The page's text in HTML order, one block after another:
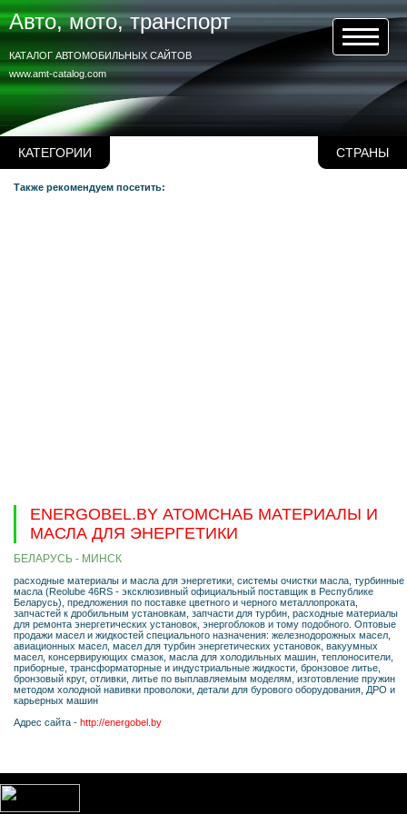
КАТЕГОРИИ СТРАНЫ
Авто, мото, транспорт
www.amt-catalog.com
КАТАЛОГ АВТОМОБИЛЬНЫХ САЙТОВ
Также рекомендуем посетить:
ENERGOBEL.BY АТОМСНАБ МАТЕРИАЛЫ И
МАСЛА ДЛЯ ЭНЕРГЕТИКИ
БЕЛАРУСЬ - МИНСК
расходные материалы и масла для энергетики, системы очистки масла, турбинные
масла (Reolube 46RS - эксклюзивный официальный поставщик в Республике
Беларусь), предложения по поставке цветного и черного металлопроката,
запчастей к дробильным установкам, запчасти для турбин, расходные материалы
для ремонта энергетических установок, энергоблоков и тому подобного. Оптовые
продажи масел и жидкостей специального назначения: железнодорожных масел,
авиационных масел, масел для турбин энергетических установок, вакуумных
масел, консервирующих смазок, масла для холодильных машин, теплоносители,
приборные, трансформаторные и индустриальные жидкости, бронзовое литье,
бронзовый круг, отливки, литье по выплавляемым моделям, изготовление пружин
методом холодной навивки проволоки, детали для бурового оборудования, ДРО и
карьерных машин
Адрес сайта - http://energobel.by